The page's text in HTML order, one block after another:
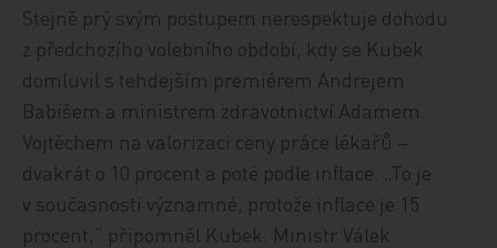
Stejně prý svým postupem nerespektuje dohodu
z předchozího volebního období, kdy se Kubek
domluvil s tehdejším premiérem Andrejem
Babišem a ministrem zdravotnictví Adamem
Vojtěchem na valorizaci ceny práce lékařů –
dvakrát o 10 procent a poté podle inflace. „To je
v současnosti významné, protože inflace je 15
procent,“ připomněl Kubek. Ministr Válek